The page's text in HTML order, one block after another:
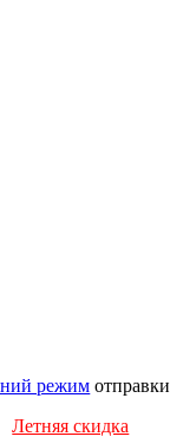
режим отправки
Летняя скидка